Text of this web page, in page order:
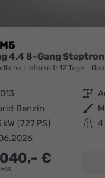
4.4 8-Gang
Lieferzeit: 12 Tage
Getriebe
Benzin Außenfarbe
kW (727 PS) Kilometerstand
€